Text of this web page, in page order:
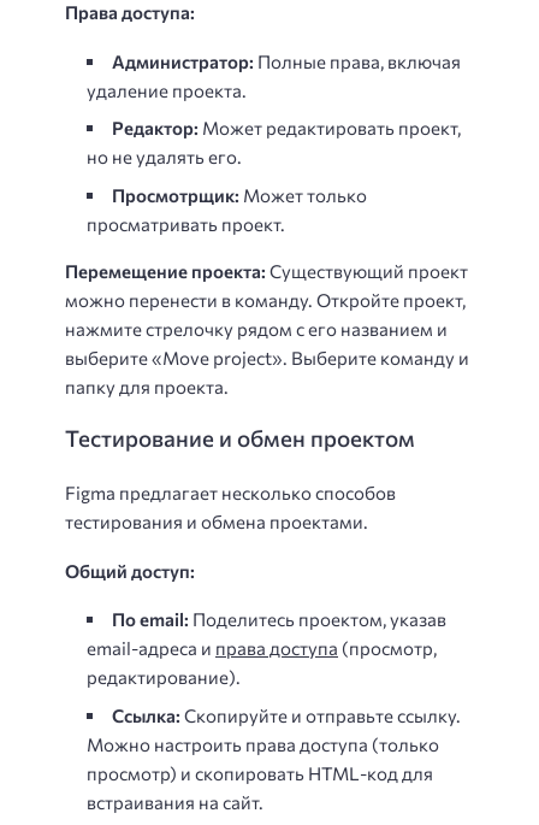
Права доступа:
Администратор: Полные права, включая
удаление проекта.
Редактор: Может редактировать проект,
но не удалять его.
Просмотрщик: Может только
просматривать проект.
Перемещение проекта: Существующий проект
можно перенести в команду. Откройте проект,
нажмите стрелочку рядом с его названием и
выберите «Move project». Выберите команду и
папку для проекта.
Тестирование и обмен проектом
Figma предлагает несколько способов
тестирования и обмена проектами.
Общий доступ:
По email: Поделитесь проектом, указав
email-адреса и права доступа (просмотр,
редактирование).
Ссылка: Скопируйте и отправьте ссылку.
Можно настроить права доступа (только
просмотр) и скопировать HTML-код для
встраивания на сайт.